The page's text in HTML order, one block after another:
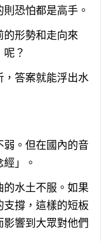
恐怕都是高手。
的形勢和走向來
？
，答案就能浮出水
弱。但在國內的音
」。
水土不服。如果
撐，這樣的短板
響到大眾對他們